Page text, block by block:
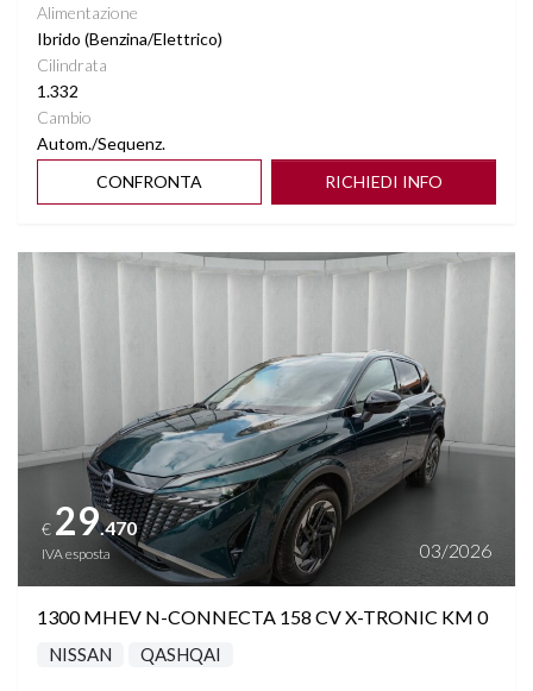
Alimentazione
Ibrido (Benzina/Elettrico)
Cilindrata
1.332
Cambio
Autom./Sequenz.
CONFRONTA
RICHIEDI INFO
Vedi dettagli
€ 29.470
IVA esposta 03/2026
1300 MHEV N-CONNECTA 158 CV X-TRONIC KM 0
NISSAN QASHQAI